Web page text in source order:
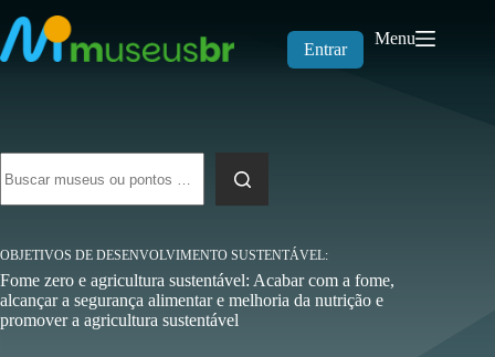
para
o
conteúdo
Entrar
Menu
resultados
OBJETIVOS DE DESENVOLVIMENTO SUSTENTÁVEL
Fome zero e agricultura sustentável: Acabar com a fome,
alcançar a segurança alimentar e melhoria da nutrição e
promover a agricultura sustentável